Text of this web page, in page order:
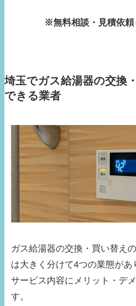
※無料相談・見積依頼
埼玉でガス給湯器の交換
できる業者
ガス給湯器の交換・買い替え
は大きく分けて4つの業態があ
サービス内容にメリット・デ
す。